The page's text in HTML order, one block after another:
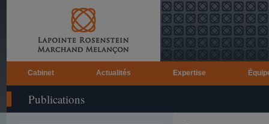
Cabinet Actualités Expertise
Publications